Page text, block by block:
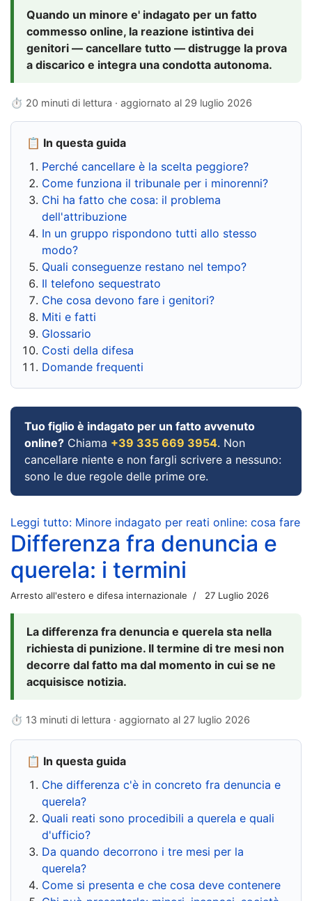
Quando un minore e' indagato per un fatto
commesso online, la reazione istintiva dei
genitori — cancellare tutto — distrugge la prova
a discarico e integra una condotta autonoma.
⏱ 20 minuti di lettura · aggiornato al 29 luglio 2026
📋 In questa guida
Perché cancellare è la scelta peggiore?
Come funziona il tribunale per i minorenni?
Chi ha fatto che cosa: il problema
dell'attribuzione
In un gruppo rispondono tutti allo stesso
modo?
Quali conseguenze restano nel tempo?
Il telefono sequestrato
Che cosa devono fare i genitori?
Miti e fatti
Glossario
Costi della difesa
Domande frequenti
Tuo figlio è indagato per un fatto avvenuto
online? Chiama +39 335 669 3954. Non
cancellare niente e non fargli scrivere a nessuno:
sono le due regole delle prime ore.
Leggi tutto: Minore indagato per reati online: cosa fare
Differenza fra denuncia e
querela: i termini
Arresto all'estero e difesa internazionale 27 Luglio 2026
La differenza fra denuncia e querela sta nella
richiesta di punizione. Il termine di tre mesi non
decorre dal fatto ma dal momento in cui se ne
acquisisce notizia.
⏱ 13 minuti di lettura · aggiornato al 27 luglio 2026
📋 In questa guida
Che differenza c'è in concreto fra denuncia e
querela?
Quali reati sono procedibili a querela e quali
d'ufficio?
Da quando decorrono i tre mesi per la
querela?
Come si presenta e che cosa deve contenere